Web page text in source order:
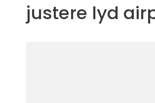
justere lyd